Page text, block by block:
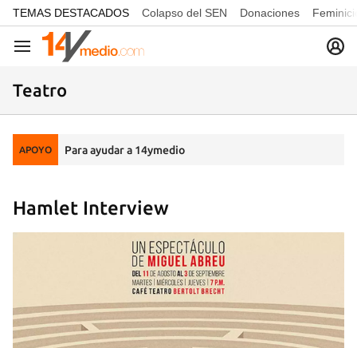
common.go-to-content
TEMAS DESTACADOS Colapso del SEN Donaciones
Navegación
Teatro
APOYO Para ayudar a 14ymedio
Hamlet Interview